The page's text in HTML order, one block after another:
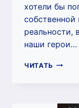
хотели бы
реальности,
наши герои…
ЧИТАТЬ